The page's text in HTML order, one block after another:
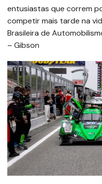
entusiastas que correm
competir mais tarde na
Brasileira de
– Gibson